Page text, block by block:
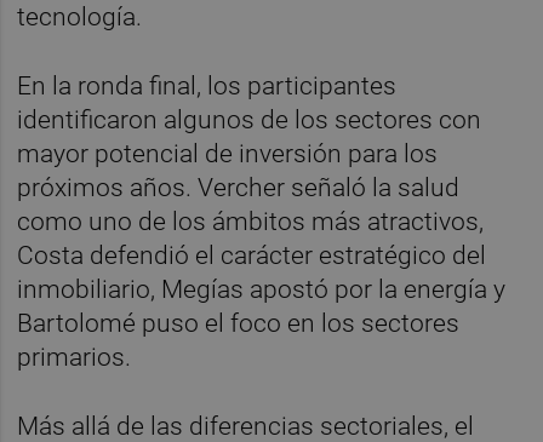
tecnología.
En la ronda final, los participantes
identificaron algunos de los sectores con
mayor potencial de inversión para los
próximos años. Vercher señaló la salud
como uno de los ámbitos más atractivos,
Costa defendió el carácter estratégico del
inmobiliario, Megías apostó por la energía y
Bartolomé puso el foco en los sectores
primarios.
Más allá de las diferencias sectoriales, el